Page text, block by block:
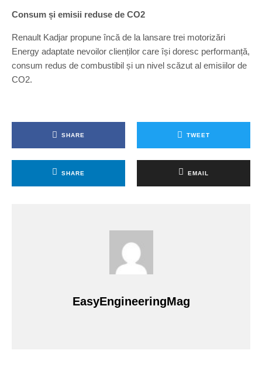
Consum și emisii reduse de CO2
Renault Kadjar propune încă de la lansare trei motorizări
Energy adaptate nevoilor clienților care își doresc performanță,
consum redus de combustibil și un nivel scăzut al emisiilor de
CO2.
SHARE TWEET
SHARE EMAIL
EasyEngineeringMag